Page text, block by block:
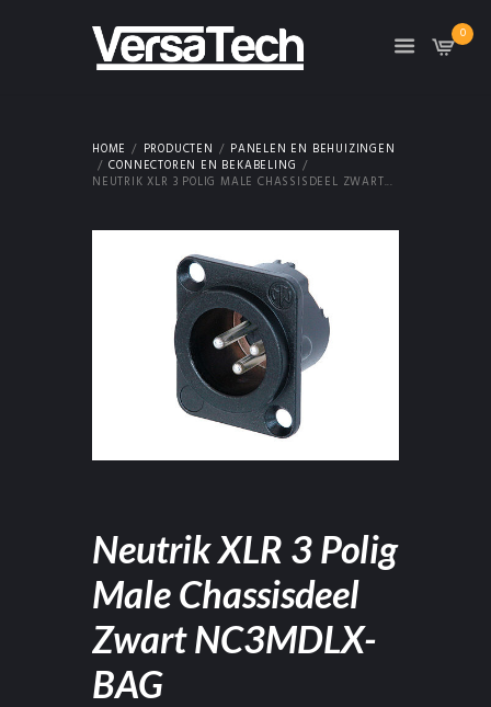
0
HOME PRODUCTEN
PANELEN EN BEHUIZINGEN
CONNECTOREN EN BEKABELING
NEUTRIK XLR 3 POLIG MALE CHASSISDEEL ZWART...
Neutrik XLR 3 Polig
Male Chassisdeel
Zwart NC3MDLX-
BAG